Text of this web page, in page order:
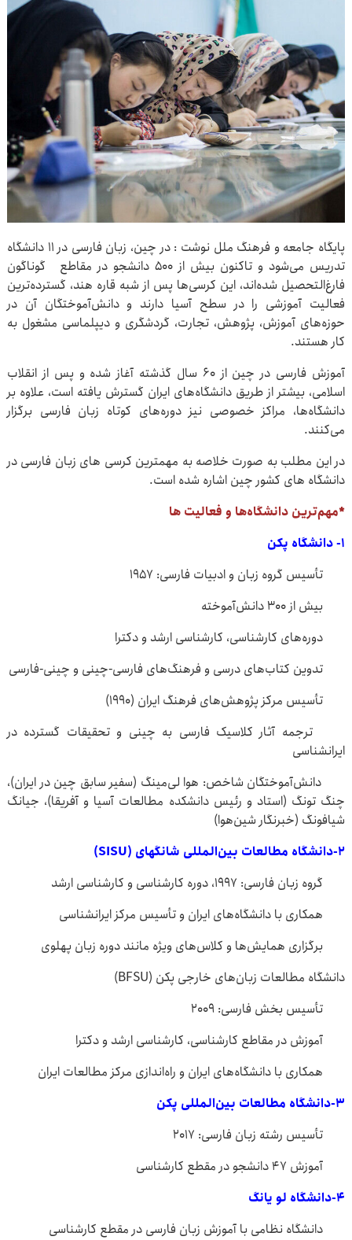
پایگاه جامعه و فرهنگ ملل نوشت :
در چین، زبان فارسی در ۱۱ دانشگاه
تدریس می‌شود و تاکنون بیش از ۵۰۰ دانشجو در مقاطع گوناگون
فارغ‌التحصیل شده‌اند، این کرسی‌ها پس از شبه‌ قاره هند، گسترده‌ترین
فعالیت آموزشی را در سطح آسیا دارند و دانش‌آموختگان آن در
حوزه‌های آموزش، پژوهش، تجارت، گردشگری و دیپلماسی مشغول به
کار هستند.
آموزش فارسی در چین از ۶۰ سال گذشته آغاز شده و پس از انقلاب
اسلامی، بیشتر از طریق دانشگاه‌های ایران گسترش یافته است، علاوه بر
دانشگاه‌ها، مراکز خصوصی نیز دوره‌های کوتاه زبان فارسی برگزار
می‌کنند.
در این مطلب به صورت خلاصه به مهمترین کرسی های زبان فارسی در
دانشگاه های کشور چین اشاره شده است.
*مهم‌ترین دانشگاه‌ها و فعالیت‌ ها
۱- دانشگاه پکن
تأسیس گروه زبان و ادبیات فارسی: ۱۹۵۷
بیش از ۳۰۰ دانش‌آموخته
دوره‌های کارشناسی، کارشناسی ارشد و دکترا
تدوین کتاب‌های درسی و فرهنگ‌های فارسی-چینی و چینی-فارسی
تأسیس مرکز پژوهش‌های فرهنگ ایران (۱۹۹۰)
ترجمه آثار کلاسیک فارسی به چینی و تحقیقات گسترده در
ایرانشناسی
دانش‌آموختگان شاخص: هوا لی‌مینگ (سفیر سابق چین در ایران)،
چنگ تونگ (استاد و رئیس دانشکده مطالعات آسیا و آفریقا)، جیانگ
شیافونگ (خبرنگار شین‌هوا)
۲-دانشگاه مطالعات بین‌المللی شانگهای (SISU)
گروه زبان فارسی: ۱۹۹۷، دوره کارشناسی و کارشناسی ارشد
همکاری با دانشگاه‌های ایران و تأسیس مرکز ایرانشناسی
برگزاری همایش‌ها و کلاس‌های ویژه مانند دوره زبان پهلوی
دانشگاه مطالعات زبان‌های خارجی پکن (BFSU)
تأسیس بخش فارسی: ۲۰۰۹
آموزش در مقاطع کارشناسی، کارشناسی ارشد و دکترا
همکاری با دانشگاه‌های ایران و راه‌اندازی مرکز مطالعات ایران
۳-دانشگاه مطالعات بین‌المللی پکن
تأسیس رشته زبان فارسی: ۲۰۱۷
آموزش ۴۷ دانشجو در مقطع کارشناسی
۴-دانشگاه لو یانگ
دانشگاه نظامی با آموزش زبان فارسی در مقطع کارشناسی